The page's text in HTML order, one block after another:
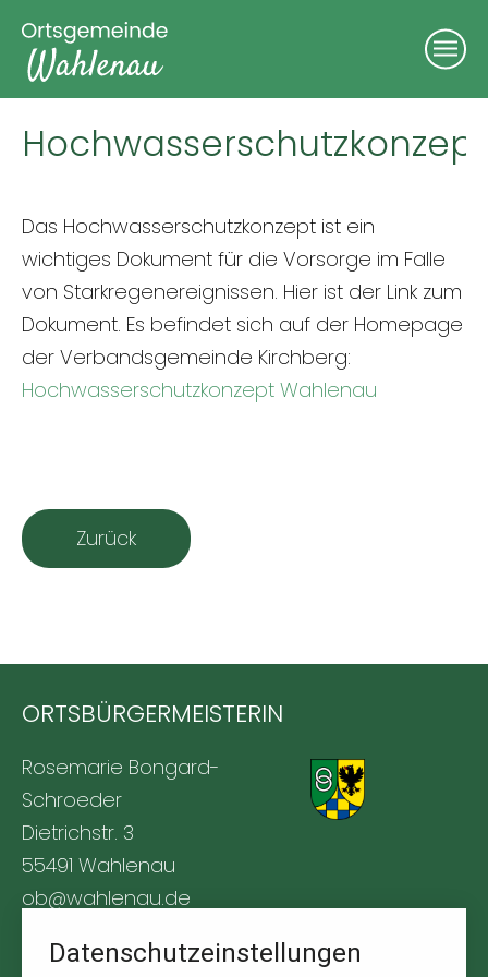
Hochwasserschutzkonzept
Das Hochwasserschutzkonzept ist ein
wichtiges Dokument für die Vorsorge im Falle
von Starkregenereignissen. Hier ist der Link zum
Dokument. Es befindet sich auf der Homepage
der Verbandsgemeinde Kirchberg:
Hochwasserschutzkonzept Wahlenau
Zurück
ORTSBÜRGERMEISTERIN
Rosemarie Bongard-
Schroeder
Dietrichstr. 3
55491 Wahlenau
ob@wahlenau.de
Datenschutzeinstellungen